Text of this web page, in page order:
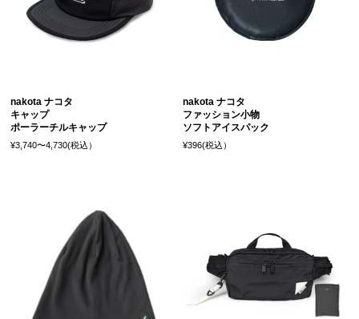
nakota ナコタ
キャップ
ポーラーチルキャップ
¥3,740〜4,730(税込）
nakota ナコタ
ファッション小物
ソフトアイスパック
¥396(税込）